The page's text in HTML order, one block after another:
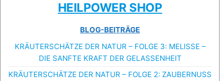
HEILPOWER SHOP
BLOG-BEITRÄGE
KRÄUTERSCHÄTZE DER NATUR – FOLGE 3: MELISSE –
DIE SANFTE KRAFT DER GELASSENHEIT
KRÄUTERSCHÄTZE DER NATUR – FOLGE 2: ZAUBERNUSS